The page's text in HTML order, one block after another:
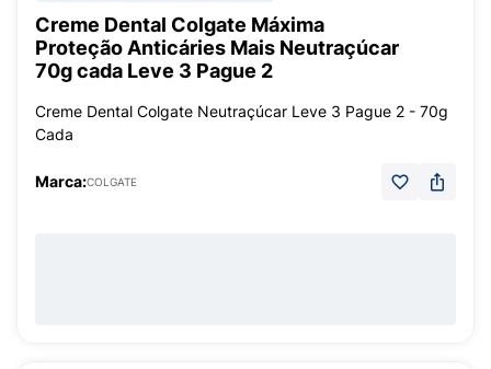
Creme Dental Colgate Máxima
Proteção Anticáries Mais Neutraçúcar
70g cada Leve 3 Pague 2
Creme Dental Colgate Neutraçúcar Leve 3 Pague 2 - 70g
Cada
Marca:COLGATE